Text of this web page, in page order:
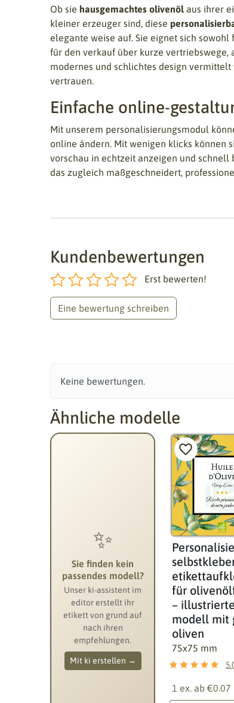
Ob sie hausgemachtes olivenöl aus ihrer
kleiner erzeuger sind, diese
elegante weise auf. Sie eignet sich
für den verkauf über kurze
modernes und schlichtes design
vertrauen.
Einfache online-
Mit unserem personalisierungsmodul
online ändern. Mit wenigen klicks können
vorschau in echtzeit anzeigen und schnell
das zugleich maßgeschneidert,
Kundenbewertungen
Erst bewerten!
Eine bewertung schreiben
Keine bewertungen.
Ähnliche modelle
✨
Sie finden kein
passendes modell?
Unser ki-assistent im
editor erstellt ihr
etikett von grund auf
nach ihren
empfehlungen.
Mit ki erstellen →
für
–
modell mit
oliven
75x75 mm
1 ex. ab €0.07